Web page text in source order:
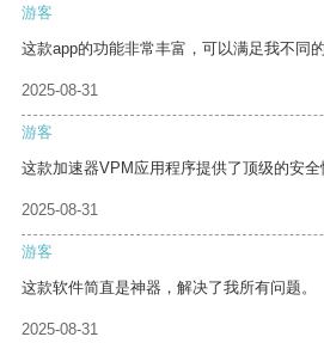
游客
这款app的功能非常丰富，可以满足我不同的
2025-08-31
游客
这款加速器VPM应用程序提供了顶级的安全
2025-08-31
游客
这款软件简直是神器，解决了我所有问题。
2025-08-31